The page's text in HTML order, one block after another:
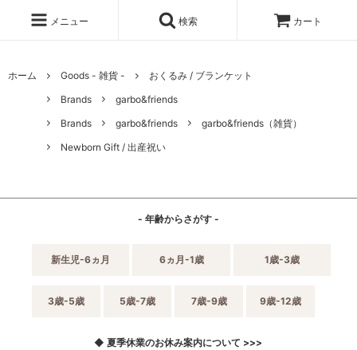
メニュー 検索 カート
ホーム Goods - 雑貨 -
おくるみ / ブランケット
Brands
garbo&friends
Brands
garbo&friends
garbo&friends（雑貨）
Newborn Gift / 出産祝い
- 年齢からさがす -
新生児-6ヵ月 6ヵ月-1歳 1歳-3歳
3歳-5歳 5歳-7歳 7歳-9歳 9歳-12歳
◆ 夏季休業のお休み案内について >>>